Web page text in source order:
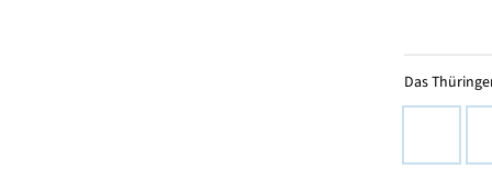
Das